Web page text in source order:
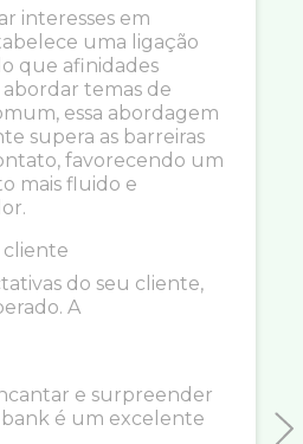
interesses em
uma ligação
que afinidades
temas de
essa abordagem
supera as barreiras
favorecendo um
mais fluido e
cliente
do seu cliente,
A
e surpreender
é um excelente